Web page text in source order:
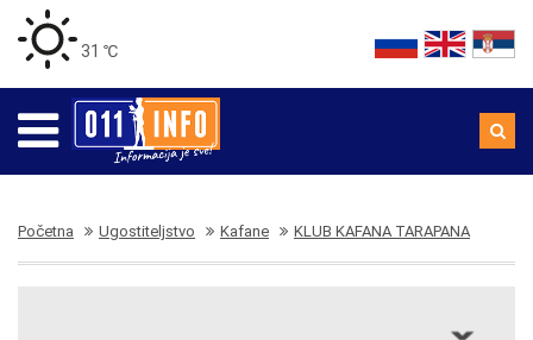
31 ℃
Početna Ugostiteljstvo Kafane KLUB KAFANA TARAPANA